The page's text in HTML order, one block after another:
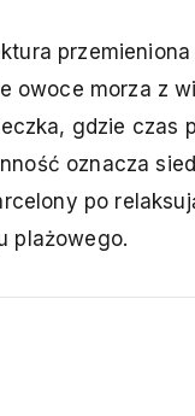
owoce morza z
gdzie czas
oznacza
po
plażowego.